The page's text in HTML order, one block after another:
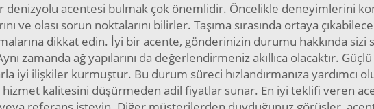
denizyolu acentesi bulmak çok önemlidir. Öncelikle deneyimlerini
ve olası sorun noktalarını bilirler. Taşıma sırasında ortaya
dikkat edin. İyi bir acente, gönderinizin durumu hakkında
zamanda ağ yapılarını da değerlendirmeniz akıllıca olacaktır.
iyi ilişkiler kurmuştur. Bu durum süreci hızlandırmanıza yardımcı
kalitesini düşürmeden adil fiyatlar sunar. En iyi teklifi veren